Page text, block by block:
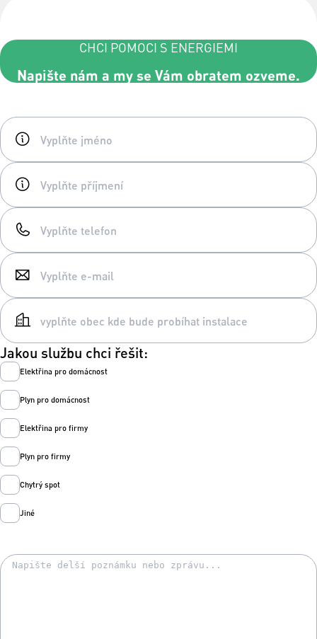
CHCI POMOCI S ENERGIEMI
Napište nám a my se Vám obratem ozveme.
Jakou službu chci řešit:
Elektřina pro domácnost
Plyn pro domácnost
Elektřina pro firmy
Plyn pro firmy
Chytrý spot
Jiné